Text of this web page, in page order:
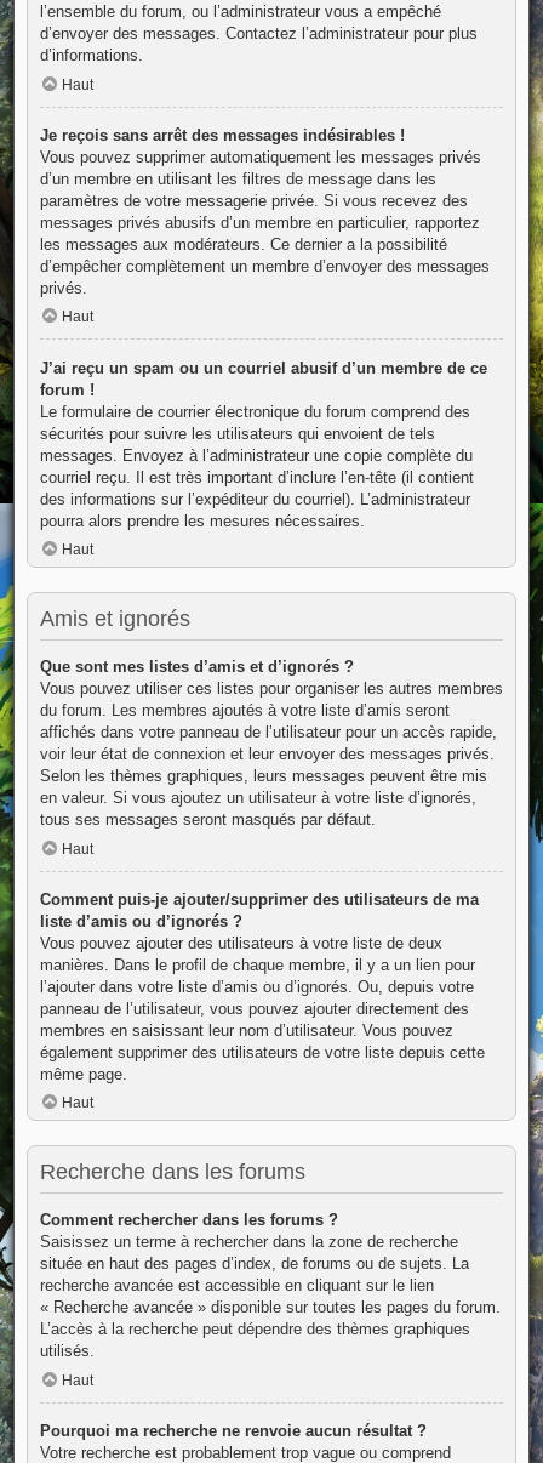
l’ensemble du forum, ou l’administrateur vous a empêché
d’envoyer des messages. Contactez l’administrateur pour plus
d’informations.
Haut
Je reçois sans arrêt des messages indésirables !
Vous pouvez supprimer automatiquement les messages privés
d’un membre en utilisant les filtres de message dans les
paramètres de votre messagerie privée. Si vous recevez des
messages privés abusifs d’un membre en particulier, rapportez
les messages aux modérateurs. Ce dernier a la possibilité
d’empêcher complètement un membre d’envoyer des messages
privés.
Haut
J’ai reçu un spam ou un courriel abusif d’un membre de ce
forum !
Le formulaire de courrier électronique du forum comprend des
sécurités pour suivre les utilisateurs qui envoient de tels
messages. Envoyez à l’administrateur une copie complète du
courriel reçu. Il est très important d’inclure l’en-tête (il contient
des informations sur l’expéditeur du courriel). L’administrateur
pourra alors prendre les mesures nécessaires.
Haut
Amis et ignorés
Que sont mes listes d’amis et d’ignorés ?
Vous pouvez utiliser ces listes pour organiser les autres membres
du forum. Les membres ajoutés à votre liste d’amis seront
affichés dans votre panneau de l’utilisateur pour un accès rapide,
voir leur état de connexion et leur envoyer des messages privés.
Selon les thèmes graphiques, leurs messages peuvent être mis
en valeur. Si vous ajoutez un utilisateur à votre liste d’ignorés,
tous ses messages seront masqués par défaut.
Haut
Comment puis-je ajouter/supprimer des utilisateurs de ma
liste d’amis ou d’ignorés ?
Vous pouvez ajouter des utilisateurs à votre liste de deux
manières. Dans le profil de chaque membre, il y a un lien pour
l’ajouter dans votre liste d’amis ou d’ignorés. Ou, depuis votre
panneau de l’utilisateur, vous pouvez ajouter directement des
membres en saisissant leur nom d’utilisateur. Vous pouvez
également supprimer des utilisateurs de votre liste depuis cette
même page.
Haut
Recherche dans les forums
Comment rechercher dans les forums ?
Saisissez un terme à rechercher dans la zone de recherche
située en haut des pages d’index, de forums ou de sujets. La
recherche avancée est accessible en cliquant sur le lien
« Recherche avancée » disponible sur toutes les pages du forum.
L’accès à la recherche peut dépendre des thèmes graphiques
utilisés.
Haut
Pourquoi ma recherche ne renvoie aucun résultat ?
Votre recherche est probablement trop vague ou comprend